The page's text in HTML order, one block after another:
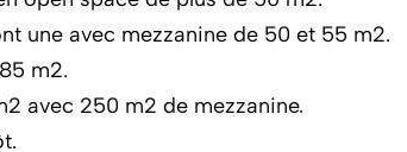
une avec mezzanine de 50 et 55 m2.
m2.
avec 250 m2 de mezzanine.